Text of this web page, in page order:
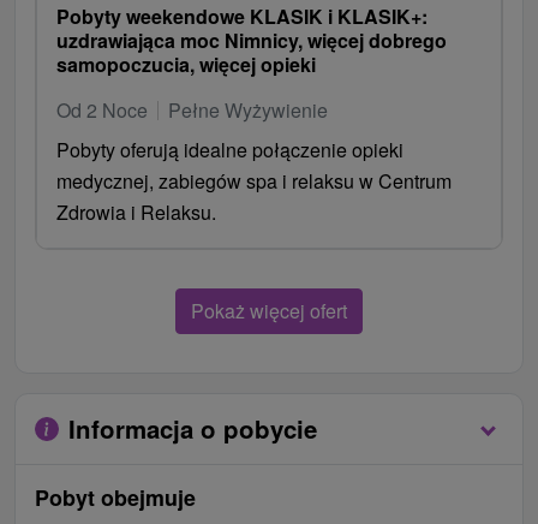
Pobyty weekendowe KLASIK i KLASIK+:
uzdrawiająca moc Nimnicy, więcej dobrego
samopoczucia, więcej opieki
Od 2 Noce
Pełne Wyżywienie
Pobyty oferują idealne połączenie opieki
medycznej, zabiegów spa i relaksu w Centrum
Zdrowia i Relaksu.
Pokaż więcej ofert
Informacja o pobycie
Pobyt obejmuje